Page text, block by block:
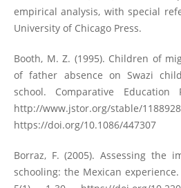
empirical analysis, with special
University of Chicago Press.
Booth, M. Z. (1995). Children of
of father absence on Swazi
school. Comparative Education
http://www.jstor.org/stable/1188928
https://doi.org/10.1086/447307
Borraz, F. (2005). Assessing the
schooling: the Mexican